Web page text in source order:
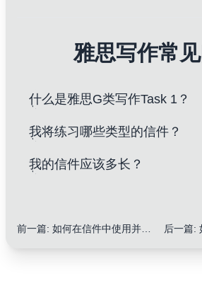
雅思写作常
什么是雅思G类写作Task 1？
我将练习哪些类型的信件？
我的信件应该多长？
前一篇: 如何在信件中使用并列结构提升逻辑性：10个实用技巧 后一篇: